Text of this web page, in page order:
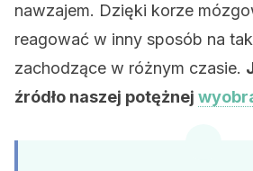
nawzajem. Dzięki korze
reagować w inny sposób na
zachodzące w różnym czasie.
źródło naszej potężnej